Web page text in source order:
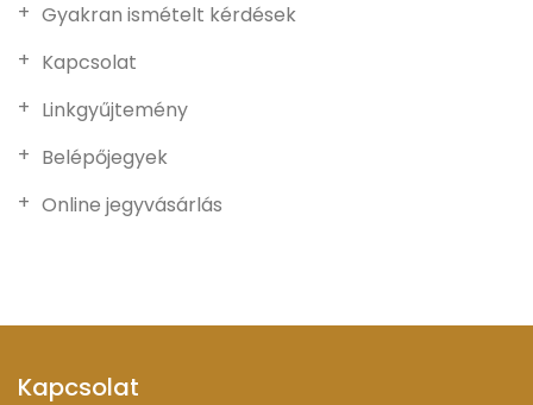
Gyakran ismételt kérdések
Kapcsolat
Linkgyűjtemény
Belépőjegyek
Online jegyvásárlás
Kapcsolat